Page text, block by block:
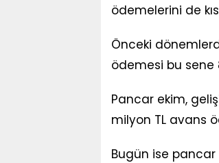
ödemelerini de
Önceki
ödemesi bu sene
Pancar ekim,
milyon TL avans
Bugün ise